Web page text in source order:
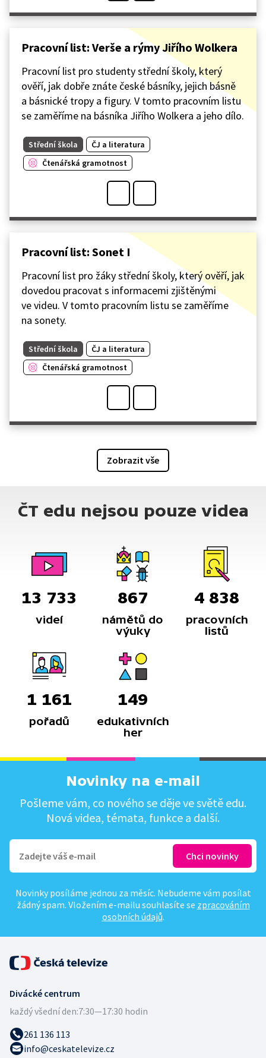
Pracovní list: Verše a rýmy Jiřího Wolkera
Pracovní list pro studenty střední školy, který
ověří, jak dobře znáte české básníky, jejich básně
a básnické tropy a figury. V tomto pracovním listu
se zaměříme na básníka Jiřího Wolkera a jeho dílo.
Střední škola
ČJ a literatura
Čtenářská gramotnost
Pracovní list: Sonet I
Pracovní list pro žáky střední školy, který ověří, jak
dovedou pracovat s informacemi zjištěnými
ve videu. V tomto pracovním listu se zaměříme
na sonety.
Střední škola
ČJ a literatura
Čtenářská gramotnost
Zobrazit vše
ČT edu nejsou pouze videa
13 733
videí
867
námětů do
výuky
4 838
pracovních
listů
1 161
pořadů
149
edukativních
her
Novinky na e-mail
Pošleme vám, co nového se děje ve světě edu.
Nová videa, témata, funkce a další.
Novinky posíláme jednou za měsíc. Nebudeme vám posílat
žádný spam. Vložením e-mailu souhlasíte se zpracováním
osobních údajů.